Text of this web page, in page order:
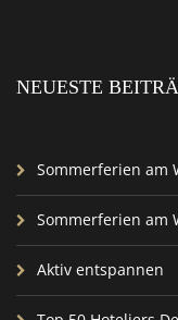
NEUESTE
Sommerferien am
Sommerferien am
Aktiv entspannen